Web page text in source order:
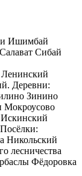
Ишимбай
Сибай
Деревни:
Зинино
Мокроусово
Никольский
лесничества
Фёдоровка